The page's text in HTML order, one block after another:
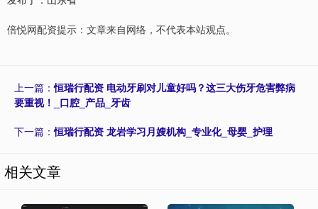
倍悦网配资提示：文章来自网络，不代表本站观点。
上一篇：恒瑞行配资 电动牙刷对儿童好吗？这三大伤牙危害弊病
要重视！_口腔_产品_牙齿
下一篇：恒瑞行配资 龙岩学习月嫂机构_专业化_母婴_护理
相关文章